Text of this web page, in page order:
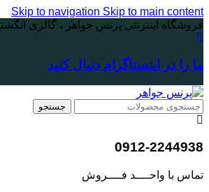
Skip to navigation Skip to main content
فروشگاه اینترنتی پرنس جواهر ، گالری
ما را در اینستاگرام دنبال کنید
جستجو
0912-2244938
تماس با واحــــد فــــروش